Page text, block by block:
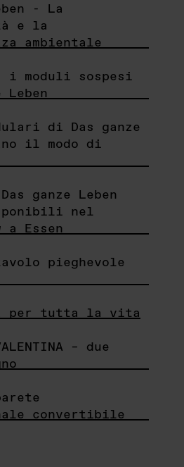
- La
e la
ambientale
i moduli sospesi
di Das ganze
il modo di
ganze Leben
nel
a Essen
pieghevole
per tutta la vita
– due
convertibile